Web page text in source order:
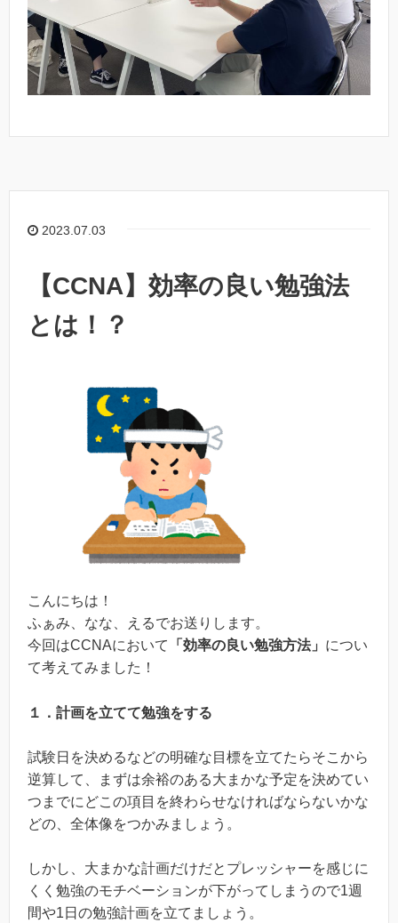
2023.07.03
【CCNA】効率の良い勉強法
とは！？
こんにちは！
ふぁみ、なな、えるでお送りします。
今回はCCNAにおいて
「効率の良い勉強方法」 につい
て考えてみました！
１．計画を立てて勉強をする
試験日を決めるなどの明確な目標を立てたらそこから
逆算して、まずは余裕のある大まかな予定を決めてい
つまでにどこの項目を終わらせなければならないかな
どの、全体像をつかみましょう。
しかし、大まかな計画だけだとプレッシャーを感じに
くく勉強のモチベーションが下がってしまうので1週
間や1日の勉強計画を立てましょう。